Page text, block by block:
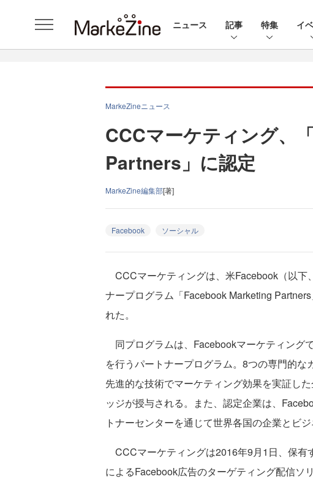
ニュース 記事 特集 イ
MarkeZineニュース
CCCマーケティング、
Partners」に認定
MarkeZine編集部[著]
Facebook ソーシャル
CCCマーケティングは、米Facebook（以下
ナープログラム「Facebook Marketing
れた。
同プログラムは、Facebookマーケティング
を行うパートナープログラム。8つの専門的な
先進的な技術でマーケティング効果を実証し
ッジが授与される。また、認定企業は、
トナーセンターを通じて世界各国の企業とビ
CCCマーケティングは2016年9月1日、保有
によるFacebook広告のターゲティング配信ソ